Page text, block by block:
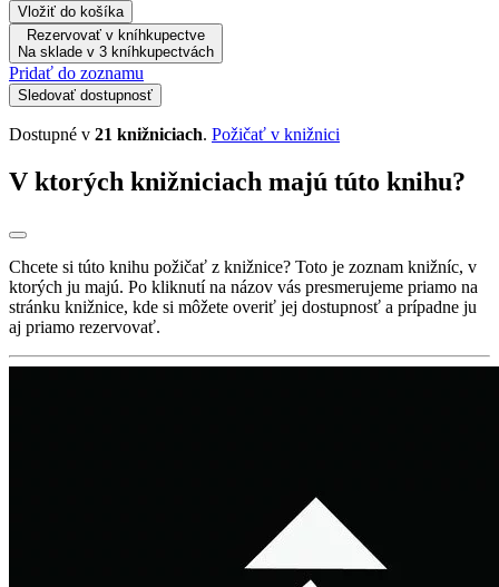
Vložiť do košíka
Rezervovať v kníhkupectve
Na sklade v 3 kníhkupectvách
Pridať do zoznamu
Sledovať dostupnosť
Dostupné v 21 knižniciach. Požičať v knižnici
V ktorých knižniciach majú túto knihu?
Chcete si túto knihu požičať z knižnice? Toto je zoznam knižníc, v
ktorých ju majú. Po kliknutí na názov vás presmerujeme priamo na
stránku knižnice, kde si môžete overiť jej dostupnosť a prípadne ju
aj priamo rezervovať.